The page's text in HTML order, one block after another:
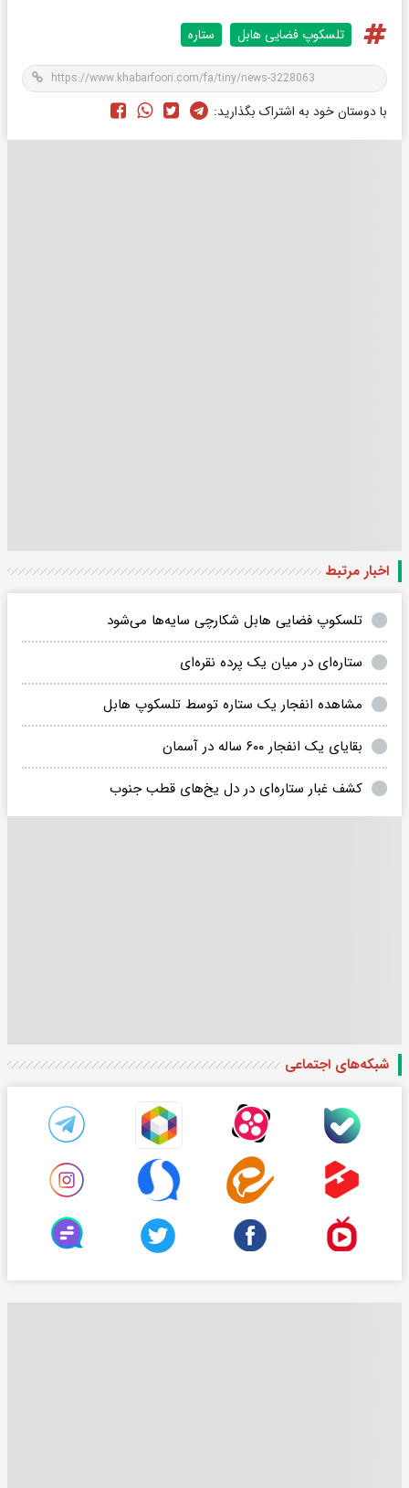
تلسکوپ فضایی هابل ستاره
با دوستان خود به اشتراک بگذارید:
اخبار مرتبط
تلسکوپ فضایی هابل شکارچی سایه‌ها می‌شود
ستاره‌ای در میان یک پرده نقره‌ای
مشاهده انفجار یک ستاره توسط تلسکوپ هابل
بقایای یک انفجار ۶۰۰ ساله در آسمان
کشف غبار ستاره‌ای در دل یخ‌های قطب جنوب
شبکه‌های اجتماعی